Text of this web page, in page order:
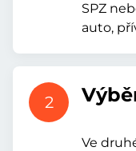
SPZ
auto,
2
Ve